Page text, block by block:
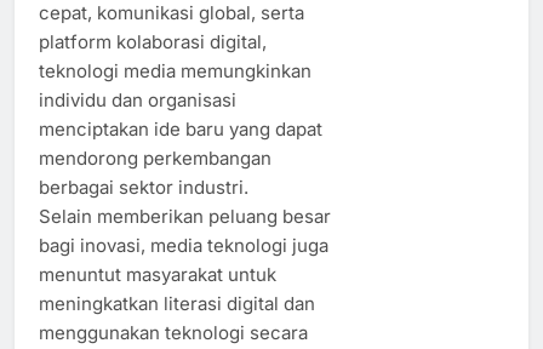
cepat, komunikasi global, serta
platform kolaborasi digital,
teknologi media memungkinkan
individu dan organisasi
menciptakan ide baru yang dapat
mendorong perkembangan
berbagai sektor industri.
Selain memberikan peluang besar
bagi inovasi, media teknologi juga
menuntut masyarakat untuk
meningkatkan literasi digital dan
menggunakan teknologi secara